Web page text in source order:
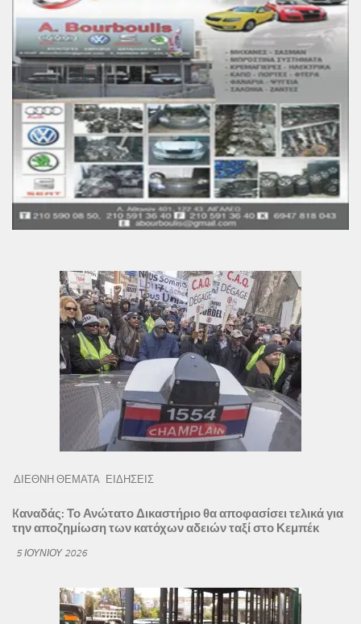
ΔΙΕΘΝΗ ΘΕΜΑΤΑ ΕΙΔΗΣΕΙΣ
Kαναδάς: Το Ανώτατο Δικαστήριο θα αποφασίσει τελικά για
την αποζημίωση των κατόχων αδειών ταξί στο Κεμπέκ
5 ΙΟΥΝΊΟΥ 2026